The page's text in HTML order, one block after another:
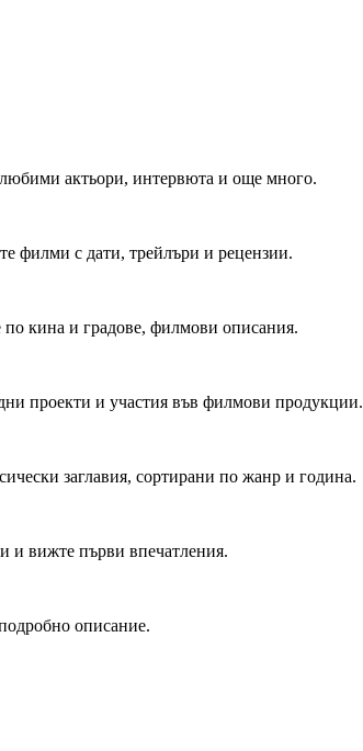
актьори, интервюта и още много.
филми с дати, трейлъри и рецензии.
кина и градове, филмови описания.
проекти и участия във филмови продукции.
заглавия, сортирани по жанр и година.
и вижте първи впечатления.
описание.